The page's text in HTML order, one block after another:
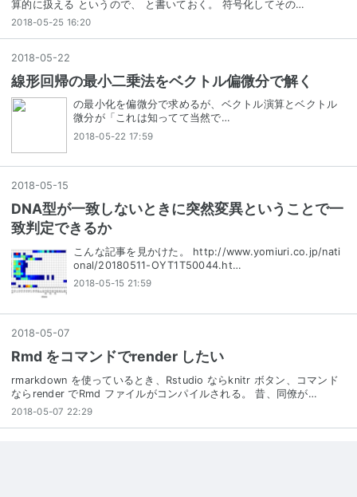
算的に扱える というので、 と書いておく。 符号化してその…
2018-05-25 16:20
2018-05-22
線形回帰の最小二乗法をベクトル偏微分で解く
の最小化を偏微分で求めるが、ベクトル演算とベクトル
微分が「これは知ってて当然で…
2018-05-22 17:59
2018-05-15
DNA型が一致しないときに突然変異ということで一
致判定できるか
こんな記事を見かけた。 http://www.yomiuri.co.jp/nati
onal/20180511-OYT1T50044.ht…
2018-05-15 21:59
2018-05-07
Rmd をコマンドでrender したい
rmarkdown を使っているとき、Rstudio ならknitr ボタン、コマンド
ならrender でRmd ファイルがコンパイルされる。 昔、同僚が…
2018-05-07 22:29